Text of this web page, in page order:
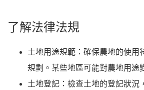
了解法律法規
土地用途規範 ：確保農地的使
規劃。某些地區可能對農地用途
土地登記 ：檢查土地的登記狀